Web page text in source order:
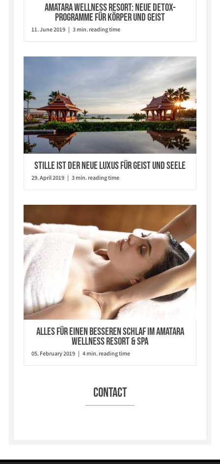
Amatara Wellness Resort: Neue Detox-
Programme für Körper und Geist
11. June 2019 | 3 min. reading time
Stille ist der neue Luxus für Geist und Seele
29. April 2019 | 3 min. reading time
Alles für einen besseren Schlaf im Amatara
Wellness Resort & Spa
05. February 2019 | 4 min. reading time
Contact